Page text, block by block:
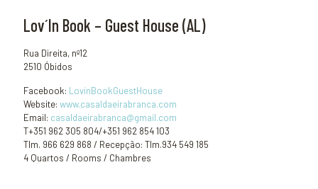
Lov´In Book – Guest House (AL)
Rua Direita, nº12
2510 Óbidos
Facebook: LovinBookGuestHouse
Website: www.casaldaeirabranca.com
Email: casaldaeirabranca@gmail.com
T+351 962 305 804/+351 962 854 103
Tlm. 966 629 868 / Recepção: Tlm.934 549 185
4 Quartos / Rooms / Chambres